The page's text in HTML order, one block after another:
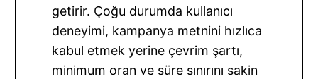
getirir. Çoğu durumda kullanıcı
deneyimi, kampanya metnini hızlıca
kabul etmek yerine çevrim şartı,
minimum oran ve süre sınırını sakin